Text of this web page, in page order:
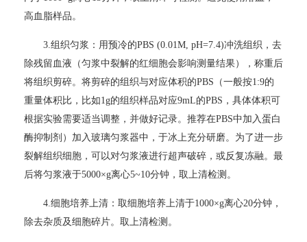
高血脂样品。
3.组织匀浆：用预冷的PBS (0.01M, pH=7.4)冲洗组织，去
除残留血液（匀浆中裂解的红细胞会影响测量结果），称重后
将组织剪碎。将剪碎的组织与对应体积的PBS（一般按1:9的
重量体积比，比如1g的组织样品对应9mL的PBS，具体体积可
根据实验需要适当调整，并做好记录。推荐在PBS中加入蛋白
酶抑制剂）加入玻璃匀浆器中，于冰上充分研磨。为了进一步
裂解组织细胞，可以对匀浆液进行超声破碎，或反复冻融。最
后将匀浆液于5000×g离心5~10分钟，取上清检测。
4.细胞培养上清：取细胞培养上清于1000×g离心20分钟，
除去杂质及细胞碎片。取上清检测。